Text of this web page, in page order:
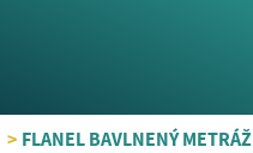
> FLANEL BAVLNENÝ METRÁŽ